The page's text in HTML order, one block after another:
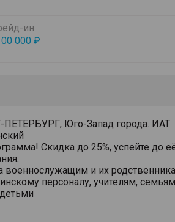
ин
000 ₽
Юго-Запад города. ИАТ
Скидка до 25%, успейте до
военнослужащим и их
персоналу, учителям,